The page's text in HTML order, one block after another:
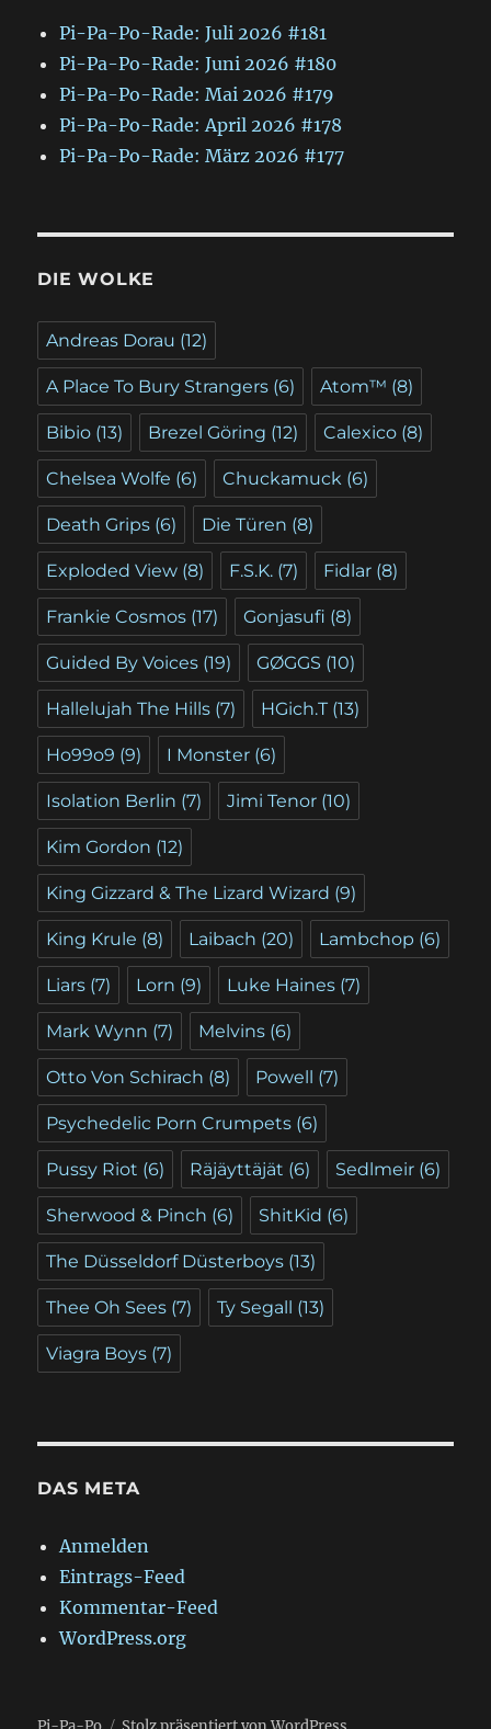
Pi-Pa-Po-Rade: Juli 2026 #181
Pi-Pa-Po-Rade: Juni 2026 #180
Pi-Pa-Po-Rade: Mai 2026 #179
Pi-Pa-Po-Rade: April 2026 #178
Pi-Pa-Po-Rade: März 2026 #177
DIE WOLKE
Andreas Dorau (12)
A Place To Bury Strangers (6) Atom™ (8)
Bibio (13) Brezel Göring (12) Calexico (8)
Chelsea Wolfe (6) Chuckamuck (6)
Death Grips (6) Die Türen (8)
Exploded View (8) F.S.K. (7) Fidlar (8)
Frankie Cosmos (17) Gonjasufi (8)
Guided By Voices (19) GØGGS (10)
Hallelujah The Hills (7) HGich.T (13)
Ho99o9 (9) I Monster (6)
Isolation Berlin (7) Jimi Tenor (10)
Kim Gordon (12)
King Gizzard & The Lizard Wizard (9)
King Krule (8) Laibach (20) Lambchop (6)
Liars (7) Lorn (9) Luke Haines (7)
Mark Wynn (7) Melvins (6)
Otto Von Schirach (8) Powell (7)
Psychedelic Porn Crumpets (6)
Pussy Riot (6) Räjäyttäjät (6) Sedlmeir (6)
Sherwood & Pinch (6) ShitKid (6)
The Düsseldorf Düsterboys (13)
Thee Oh Sees (7) Ty Segall (13)
Viagra Boys (7)
DAS META
Anmelden
Eintrags-Feed
Kommentar-Feed
WordPress.org